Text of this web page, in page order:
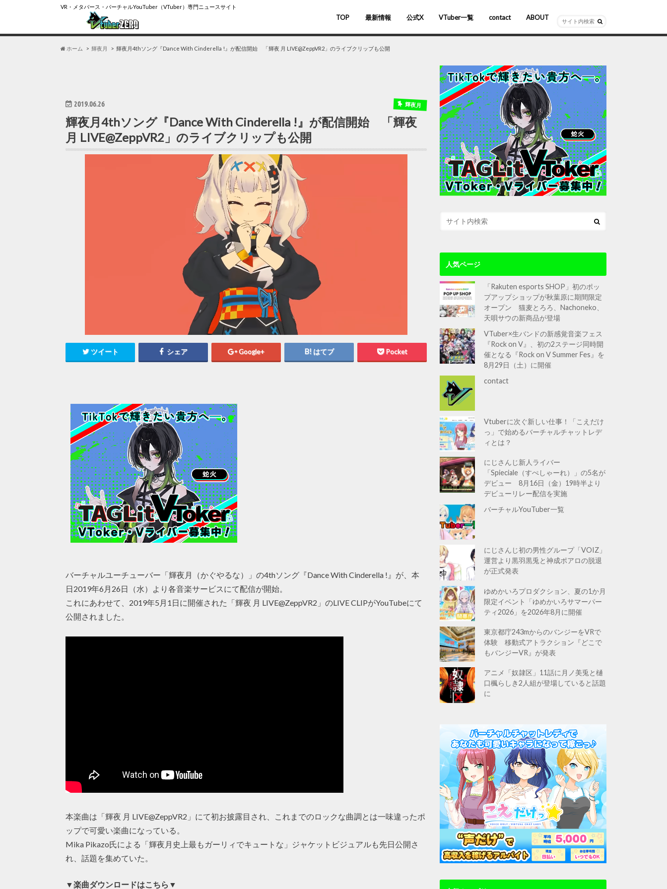
VR・メタバース・バーチャルYouTuber（VTuber）専門ニュースサイト
TOP 最新情報 公式X VTuber一覧
バーチャルYouTuber
VR/AR
ホロライブ
にじさんじ
ななしいんく
ぶいすぽっ！
contact ABOUT
ホーム 輝夜月 輝夜月4thソング『Dance With Cinderella !』が配信開始 「輝夜 月 LIVE@ZeppVR2」のライブクリップも公開
2019.06.26 輝夜月
輝夜月4thソング『Dance With Cinderella !』が配信開始 「輝夜
月 LIVE@ZeppVR2」のライブクリップも公開
ツイート シェア Google+ はてブ Pocket
バーチャルユーチューバー「輝夜月（かぐやるな）」の4thソング『Dance With Cinderella !』が、本
日2019年6月26日（水）より各音楽サービスにて配信が開始。
これにあわせて、2019年5月1日に開催された「輝夜 月 LIVE@ZeppVR2」のLIVE CLIPがYouTubeにて
公開されました。
本楽曲は「輝夜 月 LIVE@ZeppVR2」にて初お披露目され、これまでのロックな曲調とは一味違ったポ
ップで可愛い楽曲になっている。
Mika Pikazo氏による「輝夜月史上最もガーリィでキュートな」ジャケットビジュアルも先日公開さ
れ、話題を集めていた。
▼楽曲ダウンロードはこちら▼
人気ページ
「Rakuten esports SHOP」初のポッ
プアップショップが秋葉原に期間限定
オープン 猫麦とろろ、Nachoneko、
天唄サウの新商品が登場
VTuber×生バンドの新感覚音楽フェス
『Rock on V』、初の2ステージ同時開
催となる『Rock on V Summer Fes』を
8月29日（土）に開催
contact
Vtuberに次ぐ新しい仕事！「こえだけ
っ」で始めるバーチャルチャットレデ
ィとは？
にじさんじ新人ライバー
「Spieciale（すぺしゃーれ）」の5名が
デビュー 8月16日（金）19時半より
デビューリレー配信を実施
バーチャルYouTuber一覧
にじさんじ初の男性グループ「VOIZ」
運営より黒羽黒兎と神成ポアロの脱退
が正式発表
ゆめかいろプロダクション、夏の1か月
限定イベント「ゆめかいろサマーパー
ティ2026」を2026年8月に開催
東京都庁243mからのバンジーをVRで
体験 移動式アトラクション『どこで
もバンジーVR』が発表
アニメ「奴隷区」11話に月ノ美兎と樋
口楓らしき2人組が登場していると話題
に